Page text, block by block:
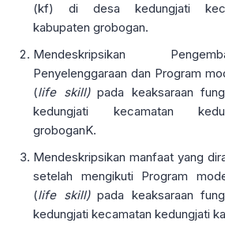
(kf) di desa kedungjati
kabupaten grobogan.
Mendeskripsikan
Penyelenggaraan dan Program
(life skill)pada keaksaraan
kedungjati kecamatan
groboganK.
Mendeskripsikan manfaat yang
setelah mengikuti Program
(life skill)pada keaksaraan
kedungjati kecamatan kedungjati